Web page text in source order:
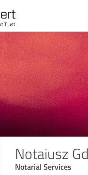
Notaiusz
Notarial Services